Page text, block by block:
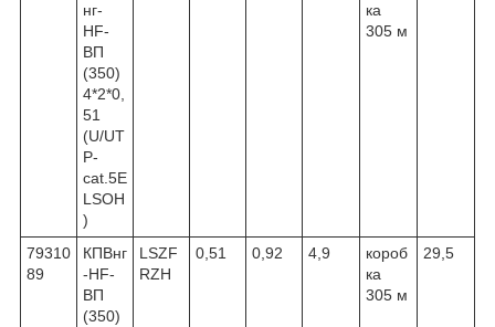
нг-
HF-
ВП
(350)
4*2*0,
51
(U/UT
P-
cat.5E
LSOH
)
ка
305 м
79310
89
КПВнг
-HF-
ВП
(350)
LSZF
RZH
0,51 0,92 4,9
короб
ка
305 м
29,5